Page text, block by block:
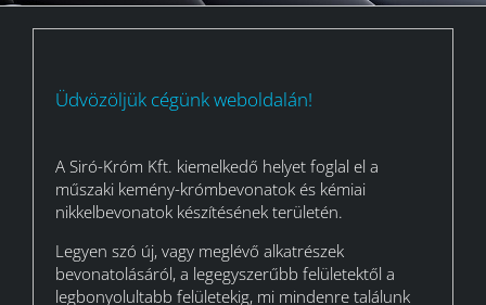
Üdvözöljük cégünk weboldalán!
A Siró-Króm Kft. kiemelkedő helyet foglal el a
műszaki kemény-krómbevonatok és kémiai
nikkelbevonatok készítésének területén.
Legyen szó új, vagy meglévő alkatrészek
bevonatolásáról, a legegyszerűbb felületektől a
legbonyolultabb felületekig, mi mindenre találunk